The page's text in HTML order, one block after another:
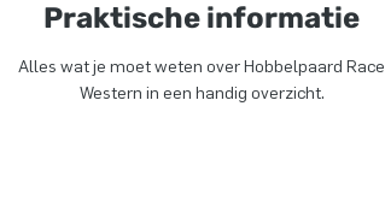
Praktische informatie
Alles wat je moet weten over Hobbelpaard Race
Western in een handig overzicht.